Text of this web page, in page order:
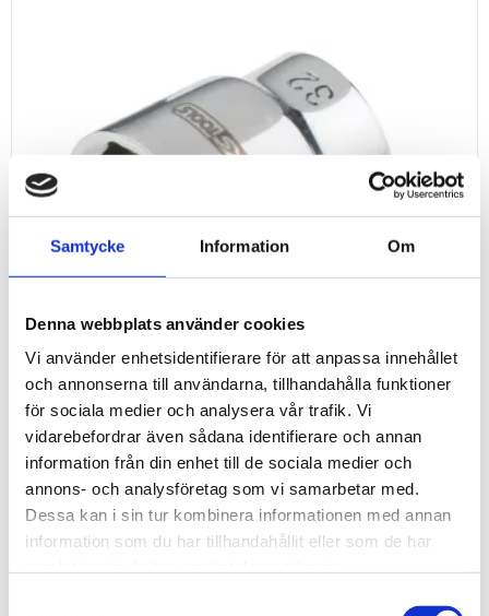
Samtycke Information Om
Denna webbplats använder cookies
Vi använder enhetsidentifierare för att anpassa innehållet
och annonserna till användarna, tillhandahålla funktioner
för sociala medier och analysera vår trafik. Vi
vidarebefordrar även sådana identifierare och annan
information från din enhet till de sociala medier och
annons- och analysföretag som vi samarbetar med.
Dessa kan i sin tur kombinera informationen med annan
information som du har tillhandahållit eller som de har
¾" 6-KANT